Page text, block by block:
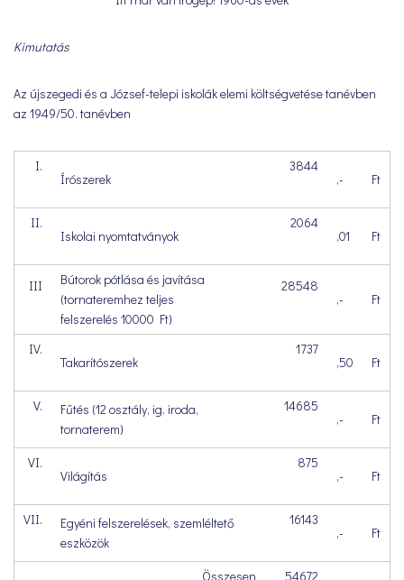
Kimutatás
Az újszegedi és a József-telepi iskolák elemi költségvetése tanévben
az 1949/50. tanévben
I.
Írószerek
3844
,- Ft
II.
Iskolai nyomtatványok
2064
,01 Ft
III
Bútorok pótlása és javítása
(tornateremhez teljes
felszerelés 10000 Ft)
28548
,- Ft
IV.
Takarítószerek
1737
,50 Ft
V.
Fűtés (12 osztály, ig. iroda,
tornaterem)
14685
,- Ft
VI.
Világítás
875
,- Ft
VII.
Egyéni felszerelések, szemléltető
eszközök
16143
,- Ft
Összesen 54672